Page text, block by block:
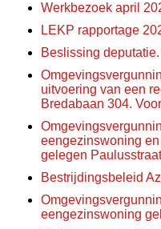
Werkbezoek april
LEKP rapportage
Beslissing
uitvoering van een
Bredabaan 304.
eengezinswoning
gelegen
Bestrijdingsbeleid
eengezinswoning